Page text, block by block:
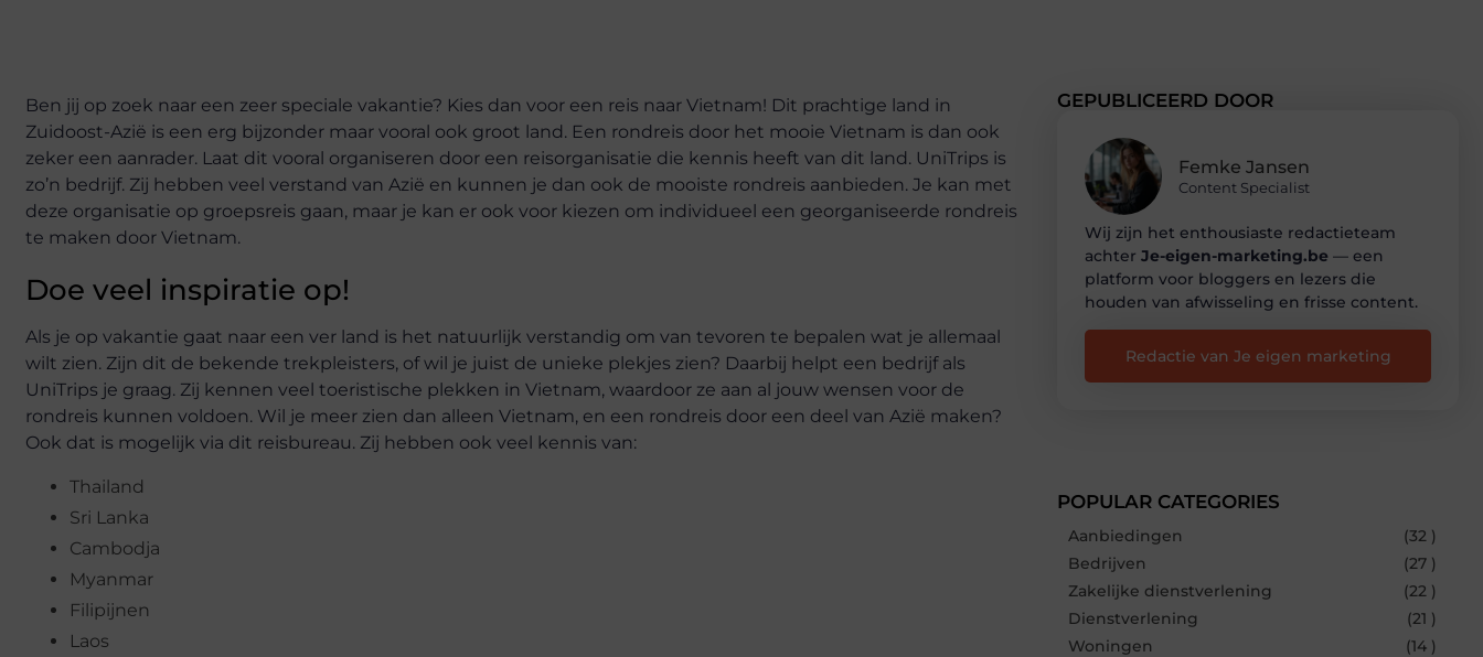
Ben jij op zoek naar een zeer speciale vakantie? Kies dan voor een reis naar Vietnam! Dit prachtige land in
Zuidoost-Azië is een erg bijzonder maar vooral ook groot land. Een rondreis door het mooie Vietnam is dan ook
zeker een aanrader. Laat dit vooral organiseren door een reisorganisatie die kennis heeft van dit land. UniTrips is
zo’n bedrijf. Zij hebben veel verstand van Azië en kunnen je dan ook de mooiste rondreis aanbieden. Je kan met
deze organisatie op groepsreis gaan, maar je kan er ook voor kiezen om individueel een georganiseerde rondreis
te maken door Vietnam.
Doe veel inspiratie op!
Als je op vakantie gaat naar een ver land is het natuurlijk verstandig om van tevoren te bepalen wat je allemaal
wilt zien. Zijn dit de bekende trekpleisters, of wil je juist de unieke plekjes zien? Daarbij helpt een bedrijf als
UniTrips je graag. Zij kennen veel toeristische plekken in Vietnam, waardoor ze aan al jouw wensen voor de
rondreis kunnen voldoen. Wil je meer zien dan alleen Vietnam, en een rondreis door een deel van Azië maken?
Ook dat is mogelijk via dit reisbureau. Zij hebben ook veel kennis van:
Thailand
Sri Lanka
Cambodja
Myanmar
Filipijnen
Laos
GEPUBLICEERD DOOR
Femke Jansen
Content Specialist
Wij zijn het enthousiaste redactieteam
achter Je-eigen-marketing.be — een
platform voor bloggers en lezers die
houden van afwisseling en frisse content.
Redactie van Je eigen marketing
POPULAR CATEGORIES
Aanbiedingen
(32 )
Bedrijven
(27 )
Zakelijke dienstverlening
(22 )
Dienstverlening
(21 )
Woningen
(14 )